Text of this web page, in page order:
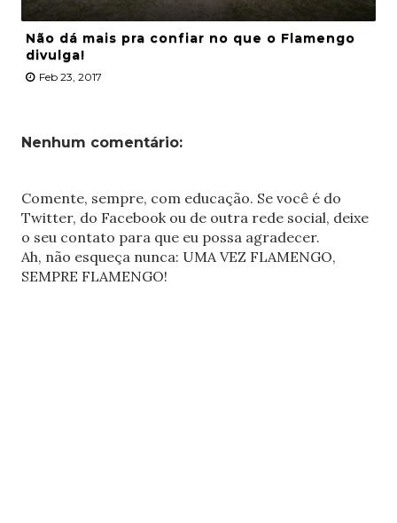
Não dá mais pra confiar no que o Flamengo
divulga!
Feb 23, 2017
Nenhum comentário:
Comente, sempre, com educação. Se você é do
Twitter, do Facebook ou de outra rede social, deixe
o seu contato para que eu possa agradecer.
Ah, não esqueça nunca: UMA VEZ FLAMENGO,
SEMPRE FLAMENGO!